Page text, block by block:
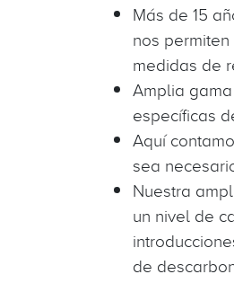
Más de 15
nos
medidas de
Amplia
específicas
Aquí
sea
Nuestra
un nivel de
de